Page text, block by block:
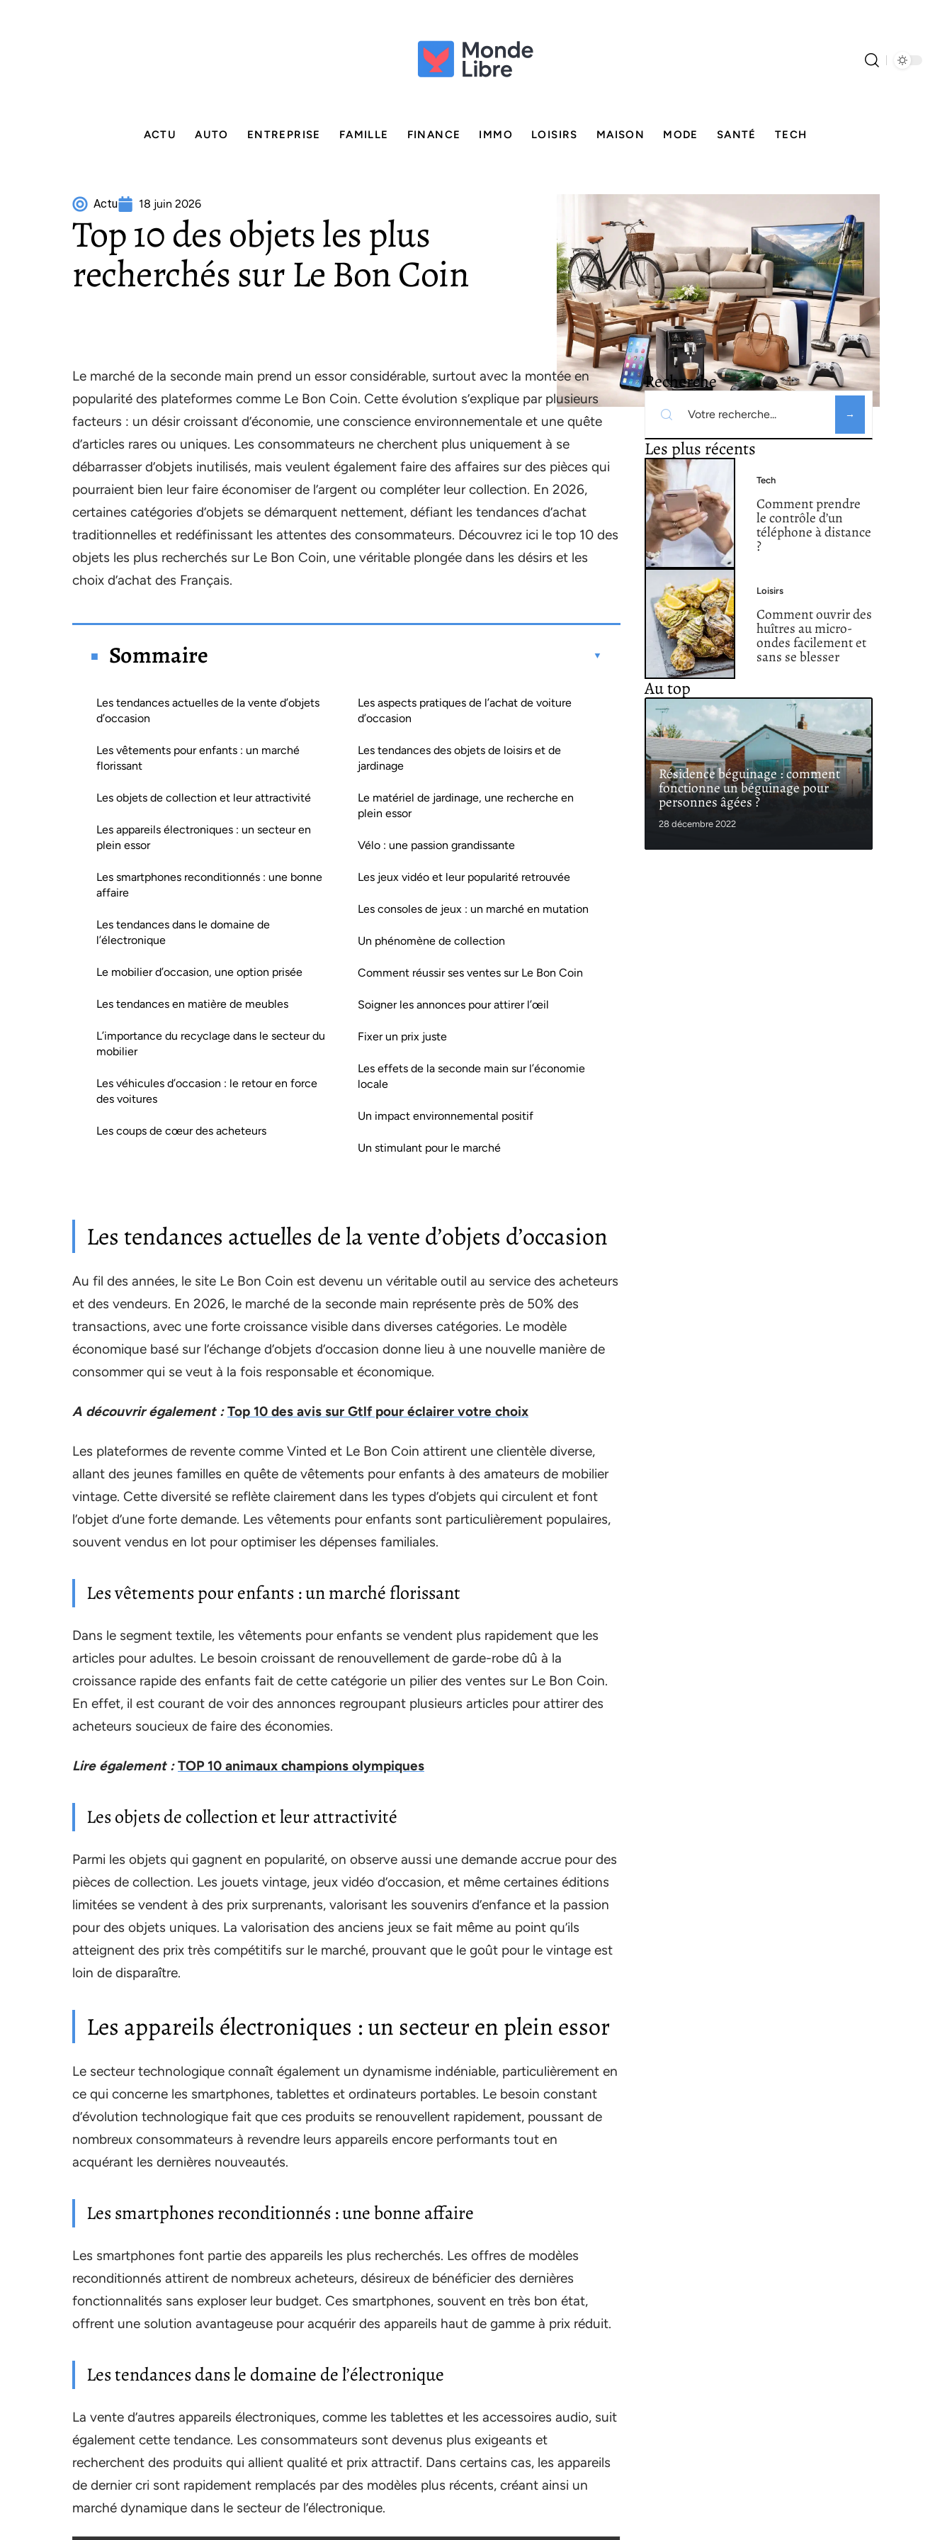
ACTU AUTO ENTREPRISE FAMILLE FINANCE IMMO LOISIRS MAISON MODE SANTÉ TECH
Actu 18 juin 2026
Top 10 des objets les plus
recherchés sur Le Bon Coin
Le marché de la seconde main prend un essor considérable, surtout avec la montée en
popularité des plateformes comme Le Bon Coin. Cette évolution s’explique par plusieurs
facteurs : un désir croissant d’économie, une conscience environnementale et une quête
d’articles rares ou uniques. Les consommateurs ne cherchent plus uniquement à se
débarrasser d’objets inutilisés, mais veulent également faire des affaires sur des pièces qui
pourraient bien leur faire économiser de l’argent ou compléter leur collection. En 2026,
certaines catégories d’objets se démarquent nettement, défiant les tendances d’achat
traditionnelles et redéfinissant les attentes des consommateurs. Découvrez ici le top 10 des
objets les plus recherchés sur Le Bon Coin, une véritable plongée dans les désirs et les
choix d’achat des Français.
Sommaire
Les tendances actuelles de la vente d’objets
d’occasion
Les vêtements pour enfants : un marché
florissant
Les objets de collection et leur attractivité
Les appareils électroniques : un secteur en
plein essor
Les smartphones reconditionnés : une bonne
affaire
Les tendances dans le domaine de
l’électronique
Le mobilier d’occasion, une option prisée
Les tendances en matière de meubles
L’importance du recyclage dans le secteur du
mobilier
Les véhicules d’occasion : le retour en force
des voitures
Les coups de cœur des acheteurs
Les aspects pratiques de l’achat de voiture
d’occasion
Les tendances des objets de loisirs et de
jardinage
Le matériel de jardinage, une recherche en
plein essor
Vélo : une passion grandissante
Les jeux vidéo et leur popularité retrouvée
Les consoles de jeux : un marché en mutation
Un phénomène de collection
Comment réussir ses ventes sur Le Bon Coin
Soigner les annonces pour attirer l’œil
Fixer un prix juste
Les effets de la seconde main sur l’économie
locale
Un impact environnemental positif
Un stimulant pour le marché
Les tendances actuelles de la vente d’objets d’occasion
Au fil des années, le site Le Bon Coin est devenu un véritable outil au service des acheteurs
et des vendeurs. En 2026, le marché de la seconde main représente près de 50% des
transactions, avec une forte croissance visible dans diverses catégories. Le modèle
économique basé sur l’échange d’objets d’occasion donne lieu à une nouvelle manière de
consommer qui se veut à la fois responsable et économique.
A découvrir également : Top 10 des avis sur Gtlf pour éclairer votre choix
Les plateformes de revente comme Vinted et Le Bon Coin attirent une clientèle diverse,
allant des jeunes familles en quête de vêtements pour enfants à des amateurs de mobilier
vintage. Cette diversité se reflète clairement dans les types d’objets qui circulent et font
l’objet d’une forte demande. Les vêtements pour enfants sont particulièrement populaires,
souvent vendus en lot pour optimiser les dépenses familiales.
Les vêtements pour enfants : un marché florissant
Dans le segment textile, les vêtements pour enfants se vendent plus rapidement que les
articles pour adultes. Le besoin croissant de renouvellement de garde-robe dû à la
croissance rapide des enfants fait de cette catégorie un pilier des ventes sur Le Bon Coin.
En effet, il est courant de voir des annonces regroupant plusieurs articles pour attirer des
acheteurs soucieux de faire des économies.
Lire également : TOP 10 animaux champions olympiques
Les objets de collection et leur attractivité
Parmi les objets qui gagnent en popularité, on observe aussi une demande accrue pour des
pièces de collection. Les jouets vintage, jeux vidéo d’occasion, et même certaines éditions
limitées se vendent à des prix surprenants, valorisant les souvenirs d’enfance et la passion
pour des objets uniques. La valorisation des anciens jeux se fait même au point qu’ils
atteignent des prix très compétitifs sur le marché, prouvant que le goût pour le vintage est
loin de disparaître.
Les appareils électroniques : un secteur en plein essor
Le secteur technologique connaît également un dynamisme indéniable, particulièrement en
ce qui concerne les smartphones, tablettes et ordinateurs portables. Le besoin constant
d’évolution technologique fait que ces produits se renouvellent rapidement, poussant de
nombreux consommateurs à revendre leurs appareils encore performants tout en
acquérant les dernières nouveautés.
Les smartphones reconditionnés : une bonne affaire
Les smartphones font partie des appareils les plus recherchés. Les offres de modèles
reconditionnés attirent de nombreux acheteurs, désireux de bénéficier des dernières
fonctionnalités sans exploser leur budget. Ces smartphones, souvent en très bon état,
offrent une solution avantageuse pour acquérir des appareils haut de gamme à prix réduit.
Les tendances dans le domaine de l’électronique
La vente d’autres appareils électroniques, comme les tablettes et les accessoires audio, suit
également cette tendance. Les consommateurs sont devenus plus exigeants et
recherchent des produits qui allient qualité et prix attractif. Dans certains cas, les appareils
de dernier cri sont rapidement remplacés par des modèles plus récents, créant ainsi un
marché dynamique dans le secteur de l’électronique.
Recherche
Les plus récents
Tech
Comment prendre
le contrôle d’un
téléphone à distance
?
Loisirs
Comment ouvrir des
huîtres au micro-
ondes facilement et
sans se blesser
Au top
Résidence béguinage : comment
fonctionne un béguinage pour
personnes âgées ?
28 décembre 2022